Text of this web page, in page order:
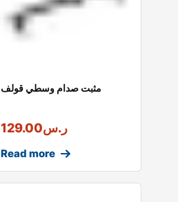
مثبت صدام وسطي قولف
ر.س129.00
Read more